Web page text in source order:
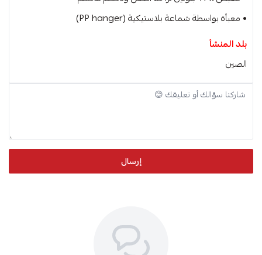
• معبأة بواسطة شماعة بلاستيكية (PP hanger)
بلد المنشأ
الصين
إرسال